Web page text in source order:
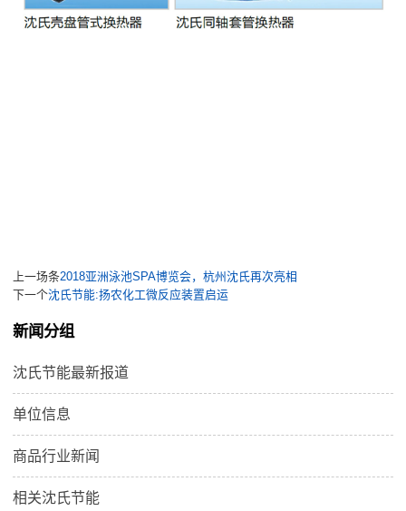
上一场条2018亚洲泳池SPA博览会，杭州沈氏再次亮相
下一个沈氏节能:扬农化工微反应装置启运
新闻分组
沈氏节能最新报道
单位信息
商品行业新闻
相关沈氏节能